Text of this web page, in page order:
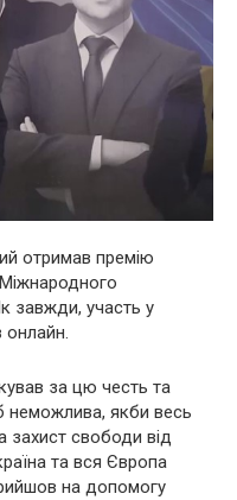
отримав премію
завжди, участь у
онлайн.
за цю честь та
неможлива, якби весь
захист свободи від
та вся Європа
на допомогу